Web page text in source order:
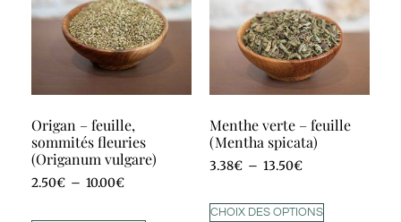
Origan – feuille,
sommités fleuries
(Origanum vulgare)
2.50€ – 10.00€
Menthe verte – feuille
(Mentha spicata)
3.38€ – 13.50€
CHOIX DES OPTIONS